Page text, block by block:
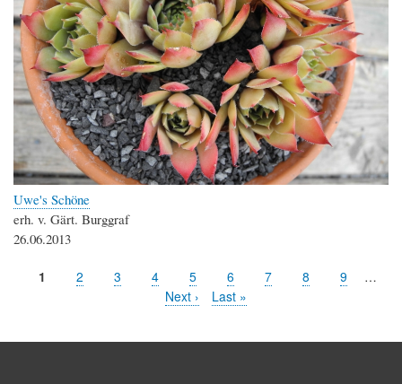
Uwe's Schöne
erh. v. Gärt. Burggraf
26.06.2013
Seitennummerierung
Aktuelle
1 Seite
2 Seite
3 Seite
4 Seite
5 Seite
6 Seite
7 Seite
8 Seite
9
…
Nächste
Next ›
Letzte
Last »